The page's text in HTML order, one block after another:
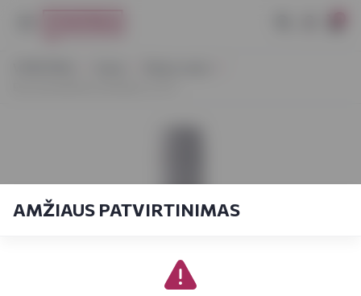
AMŽIAUS PATVIRTINIMAS